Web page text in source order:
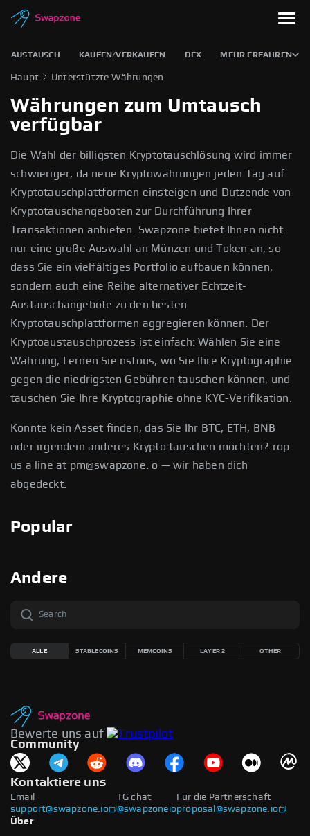
AUSTAUSCH KAUFEN/VERKAUFEN DEX MEHR ERFAHREN
Haupt Unterstützte Währungen
Währungen zum Umtausch
verfügbar
Die Wahl der billigsten Kryptotauschlösung wird immer
schwieriger, da neue Kryptowährungen jeden Tag auf
Kryptotauschplattformen einsteigen und Dutzende von
Kryptotauschangeboten zur Durchführung Ihrer
Transaktionen anbieten. Swapzone bietet Ihnen nicht
nur eine große Auswahl an Münzen und Token an, so
dass Sie ein vielfältiges Portfolio aufbauen können,
sondern auch eine Reihe alternativer Echtzeit-
Austauschangebote zu den besten
Kryptotauschplattformen aggregieren können. Der
Kryptoaustauschprozess ist einfach: Wählen Sie eine
Währung, Lernen Sie nstous, wo Sie Ihre Kryptographie
gegen die niedrigsten Gebühren tauschen können, und
tauschen Sie Ihre Kryptographie ohne KYC-Verifikation.
Konnte kein Asset finden, das Sie Ihr BTC, ETH, BNB
oder irgendein anderes Krypto tauschen möchten? rop
us a line at pm@swapzone. o — wir haben dich
abgedeckt.
Popular
Andere
ALLE STABLECOINS MEMCOINS LAYER 2 OTHER
Bewerte uns auf
Community
Kontaktiere uns
Email
support@swapzone.io
Für die Partnerschaft
proposal@swapzone.io
TG chat
@swapzoneio
Über